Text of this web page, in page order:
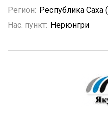
Регион: Республика Саха
Нас. пункт: Нерюнгри